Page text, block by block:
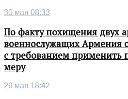
30 мая 08:33
По факту похищения двух
военнослужащих Армения
с требованием применить
меру
29 мая 18:42